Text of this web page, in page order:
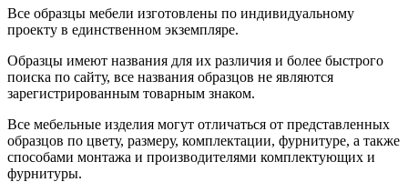
Все образцы мебели изготовлены по индивидуальному
проекту в единственном экземпляре.
Образцы имеют названия для их различия и более быстрого
поиска по сайту, все названия образцов не являются
зарегистрированным товарным знаком.
Все мебельные изделия могут отличаться от представленных
образцов по цвету, размеру, комплектации, фурнитуре, а также
способами монтажа и производителями комплектующих и
фурнитуры.